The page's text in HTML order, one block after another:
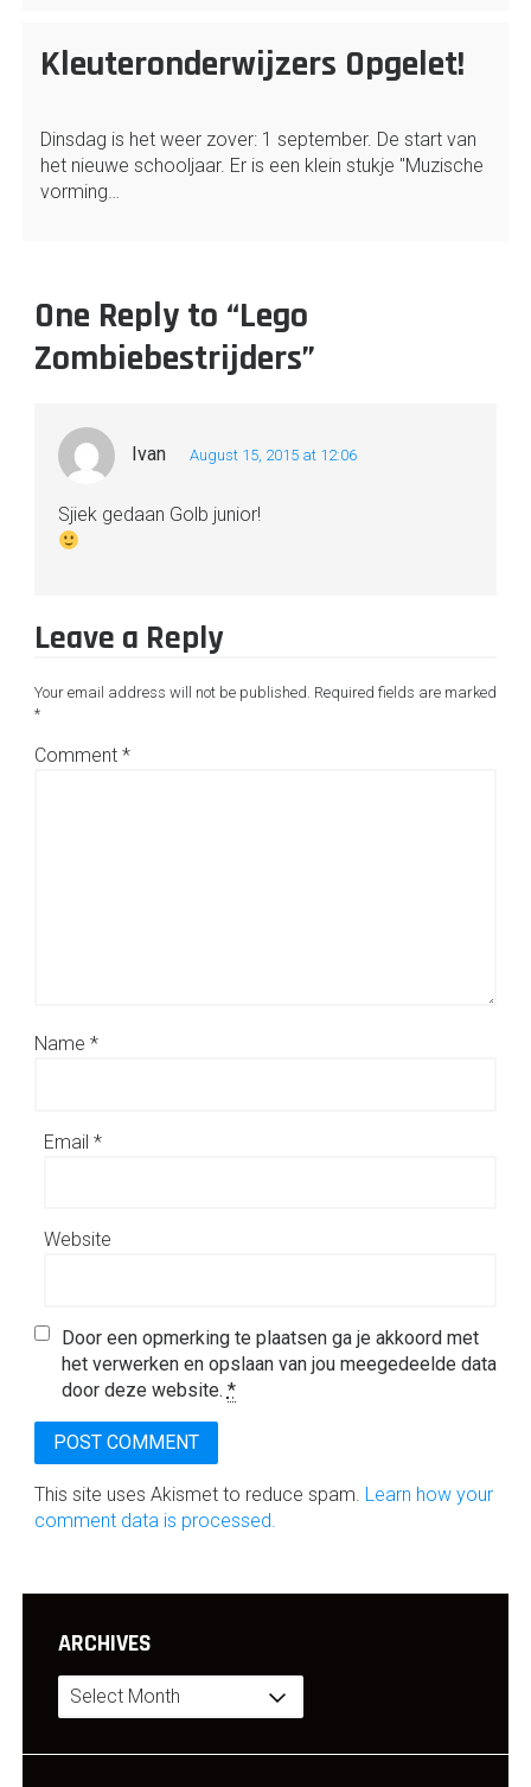
Kleuteronderwijzers Opgelet!
Dinsdag is het weer zover: 1 september. De start van
het nieuwe schooljaar. Er is een klein stukje "Muzische
vorming…
One Reply to “Lego
Zombiebestrijders”
Ivan August 15, 2015 at 12:06
Sjiek gedaan Golb junior!
Leave a Reply
Your email address will not be published. Required fields are marked
*
Comment *
Name *
Email *
Website
Door een opmerking te plaatsen ga je akkoord met
het verwerken en opslaan van jou meegedeelde data
door deze website. *
This site uses Akismet to reduce spam. Learn how your
comment data is processed.
ARCHIVES
Archives